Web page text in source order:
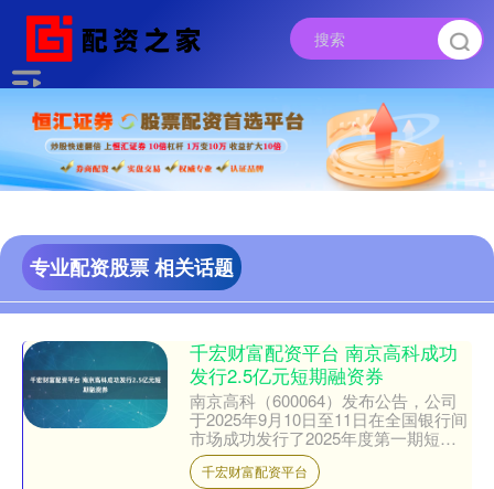
专业配资股票 相关话题
千宏财富配资平台 南京高科成功
发行2.5亿元短期融资券
南京高科（600064）发布公告，公司
于2025年9月10日至11日在全国银行间
市场成功发行了2025年度第一期短期
融资券，实际发行总额为2.5亿元，发
行价格为....
千宏财富配资平台